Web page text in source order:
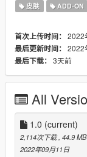
[ LICENSE ]
WITHOUT MY
2. DO NOT MAKE
THIS MOD.
3. DO NOT SELL
That is all, enjoy it!
皮肤 ADD-ON
首次上传时间： 2022
最后更新时间： 2022
最后下载： 3天前
All
1.0 (current)
2,114次下载 , 44.9 MB
2022年09月11日